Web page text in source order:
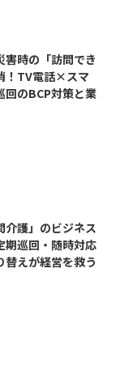
害時の「訪問でき
！TV電話×スマ
回のBCP対策と業
介護」のビジネス
期巡回・随時対応
替えが経営を救う